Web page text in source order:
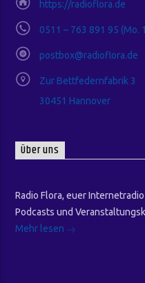
https://radioflora.de
0511 – 763 891 95 (Mo.
postbox@radioflora.de
Zur Bettfedernfabrik 3
30451 Hannover
Über uns
Radio Flora, euer
Podcasts und
Mehr lesen